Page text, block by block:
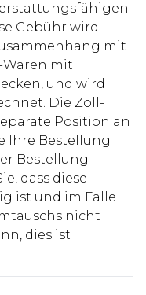
Gebühr wird
mit
Waren mit
und wird
Die Zoll-
Position an
Ihre Bestellung
Bestellung
dass diese
ist und im Falle
nicht
dies ist